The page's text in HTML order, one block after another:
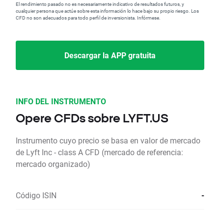
El rendimiento pasado no es necesariamente indicativo de resultados futuros, y
cualquier persona que actúe sobre esta información lo hace bajo su propio riesgo. Los
CFD no son adecuados para todo perfil de inversionista. Infórmese.
Descargar la APP gratuita
INFO DEL INSTRUMENTO
Opere CFDs sobre LYFT.US
Instrumento cuyo precio se basa en valor de mercado
de Lyft Inc - class A CFD (mercado de referencia:
mercado organizado)
Código ISIN -